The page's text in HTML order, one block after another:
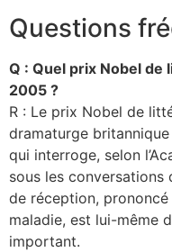
Questions
Q : Quel prix Nobel
2005 ?
R : Le prix Nobel de
dramaturge
qui interroge, selon
sous les conversations
de réception,
maladie, est lui-même
important.